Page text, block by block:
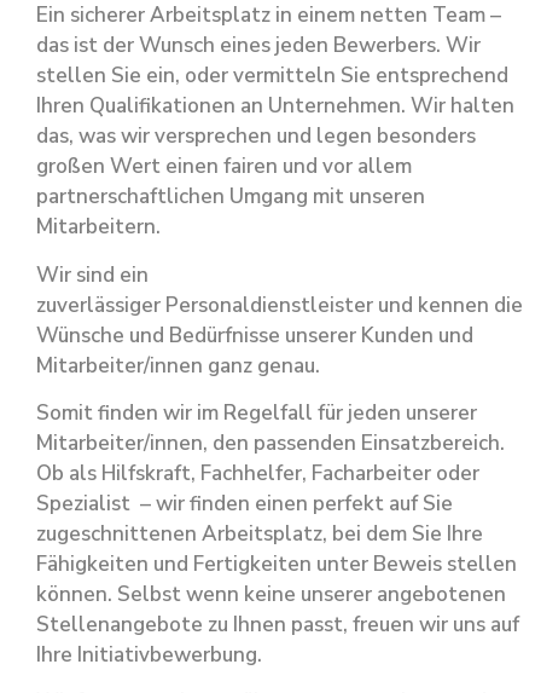
Ein sicherer Arbeitsplatz in einem netten Team –
das ist der Wunsch eines jeden Bewerbers. Wir
stellen Sie ein, oder vermitteln Sie entsprechend
Ihren Qualifikationen an Unternehmen. Wir halten
das, was wir versprechen und legen besonders
großen Wert einen fairen und vor allem
partnerschaftlichen Umgang mit unseren
Mitarbeitern.
Wir sind ein
zuverlässiger Personaldienstleister und kennen die
Wünsche und Bedürfnisse unserer Kunden und
Mitarbeiter/innen ganz genau.
Somit finden wir im Regelfall für jeden unserer
Mitarbeiter/innen, den passenden Einsatzbereich.
Ob als Hilfskraft, Fachhelfer, Facharbeiter oder
Spezialist – wir finden einen perfekt auf Sie
zugeschnittenen Arbeitsplatz, bei dem Sie Ihre
Fähigkeiten und Fertigkeiten unter Beweis stellen
können. Selbst wenn keine unserer angebotenen
Stellenangebote zu Ihnen passt, freuen wir uns auf
Ihre Initiativbewerbung.